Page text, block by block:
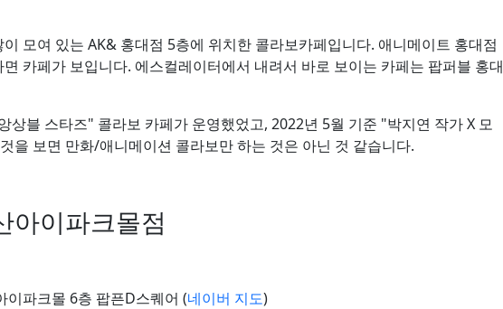
모여 있는 AK& 홍대점 5층에 위치한 콜라보카페입니다. 애니메이트 홍대점
카페가 보입니다. 에스컬레이터에서 내려서 바로 보이는 카페는 팝퍼블 홍대
상블 스타즈" 콜라보 카페가 운영했었고, 2022년 5월 기준 "박지연 작가 X 모
을 보면 만화/애니메이션 콜라보만 하는 것은 아닌 것 같습니다.
아이파크몰점
이파크몰 6층 팝픈D스퀘어 (네이버 지도)